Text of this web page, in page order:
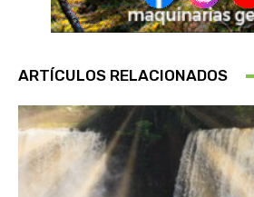
ARTÍCULOS RELACIONADOS